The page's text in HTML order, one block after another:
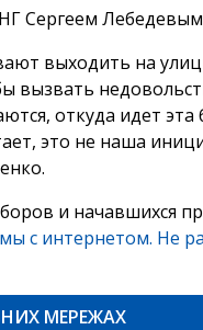
Сергеем
выходить на
вызвать
откуда идет
это не наша
и начавшихся
с интернетом. Не
МЕРЕЖАХ